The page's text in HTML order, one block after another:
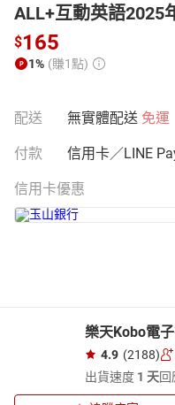
ALL+互動英語2025
$165
1% (賺1點)
配送 無實體配送 免運
付款 信用卡／LINE
信用卡優惠
樂天Kobo電
4.9 (2188)
出貨速度 1 天回